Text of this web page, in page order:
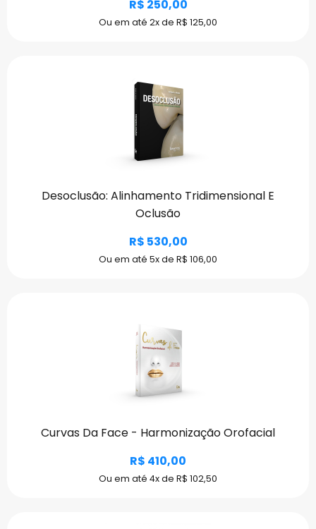
R$ 250,00
Ou em até 2x de R$ 125,00
Desoclusão: Alinhamento Tridimensional E
Oclusão
R$ 530,00
Ou em até 5x de R$ 106,00
Curvas Da Face - Harmonização Orofacial
R$ 410,00
Ou em até 4x de R$ 102,50